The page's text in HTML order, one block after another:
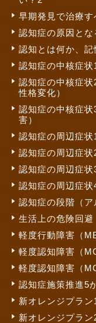
早期発見で治療
認知症の原因とな
認知とは何か、記
認知症の中核症状
認知症の中核症
性格変化）
認知症の中核症
害）
認知症の周辺症状
認知症の周辺症状
認知症の周辺症状
認知症の周辺症状
認知症の段階（ア
生活上の危険回避
軽度行動障害（
軽度認知障害（
軽度認知障害（
認知症施策推進5
新オレンジプラン
新オレンジプラン